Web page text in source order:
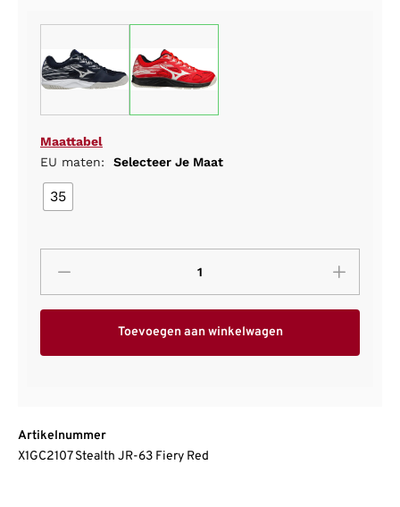
Maattabel
EU maten:
Selecteer Je Maat
35
Toevoegen aan winkelwagen
Artikelnummer
X1GC2107 Stealth JR-63 Fiery Red